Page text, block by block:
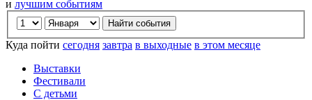
и лучшим событиям
Куда пойти сегодня завтра в выходные в этом месяце
Выставки
Фестивали
С детьми